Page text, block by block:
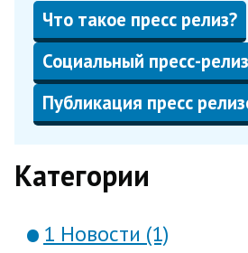
Что такое пресс релиз?
Социальный пресс-релиз
Публикация пресс
Категории
1 Новости (1)